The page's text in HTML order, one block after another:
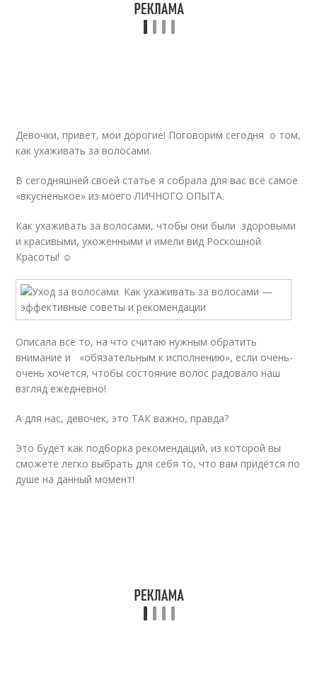
Девочки, привет, мои дорогие! Поговорим сегодня о том,
как ухаживать за волосами.
В сегодняшней своей статье я собрала для вас всё самое
«вкусненькое» из моего ЛИЧНОГО ОПЫТА.
Как ухаживать за волосами, чтобы они были здоровыми
и красивыми, ухоженными и имели вид Роскошной
Красоты! ☺
Описала всё то, на что считаю нужным обратить
внимание и «обязательным к исполнению», если очень-
очень хочется, чтобы состояние волос радовало наш
взгляд ежедневно!
А для нас, девочек, это ТАК важно, правда?
Это будет как подборка рекомендаций, из которой вы
сможете легко выбрать для себя то, что вам придётся по
душе на данный момент!